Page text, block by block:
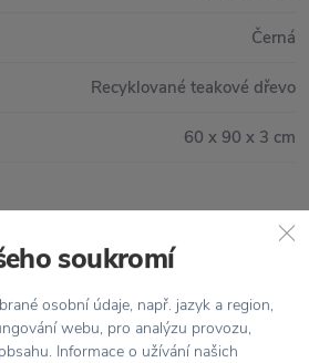
dnů
Černá
Recyklované teakové dřevo
60 x 90 x 3 cm
soukromí
osobní údaje, např. jazyk a region,
webu, pro analýzu provozu,
Informace o užívání našich